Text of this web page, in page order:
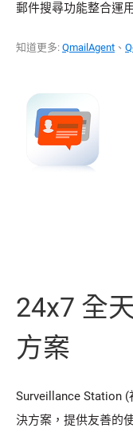
郵件搜尋功能整合運
知道更多: QmailAgent 、
24x7 全
方案
Surveillance Station
決方案，提供友善的